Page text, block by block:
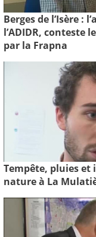
Berges de l’Isère :
l’ADIDR, conteste
par la Frapna
Tempête, pluies
nature à La